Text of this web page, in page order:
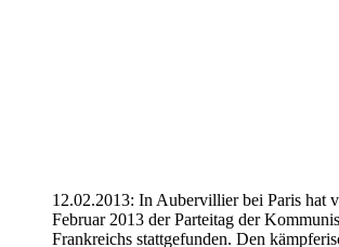
12.02.2013: In Aubervillier bei Paris hat
Februar 2013 der Parteitag der
Frankreichs stattgefunden. Den